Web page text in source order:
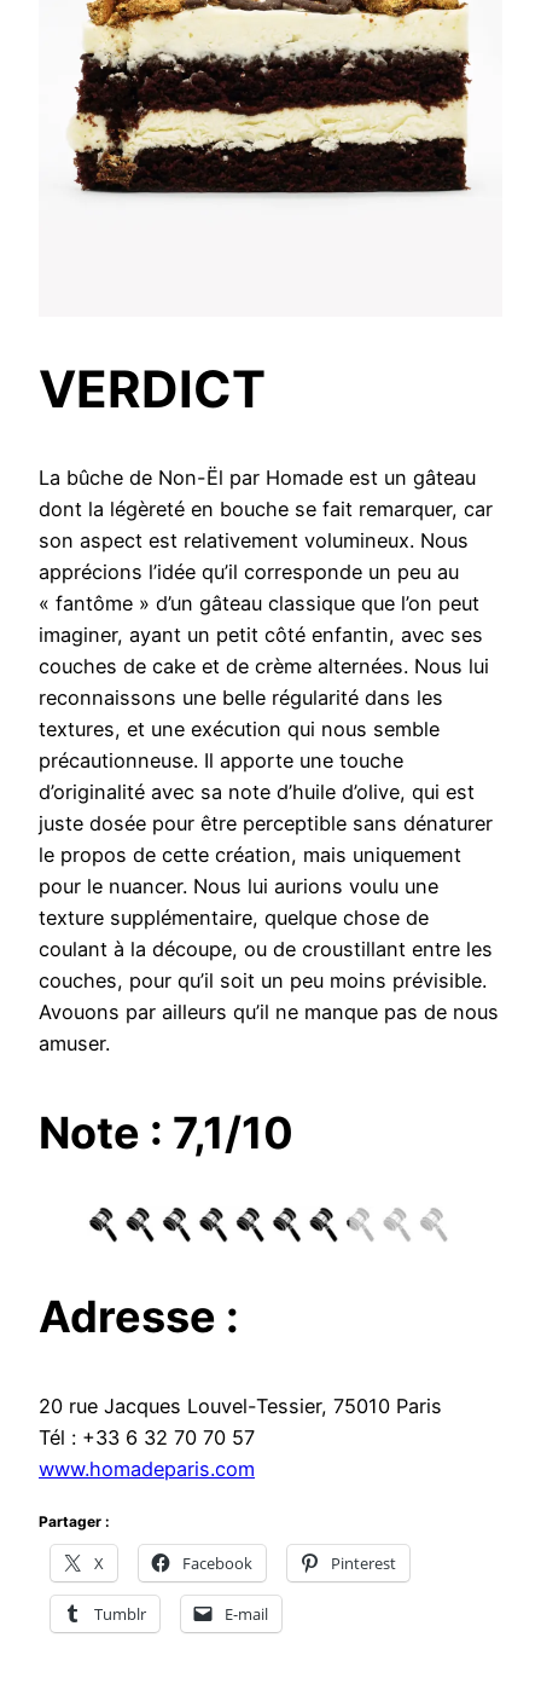
VERDICT
La bûche de Non-Ël par Homade est un gâteau
dont la légèreté en bouche se fait remarquer, car
son aspect est relativement volumineux. Nous
apprécions l’idée qu’il corresponde un peu au
« fantôme » d’un gâteau classique que l’on peut
imaginer, ayant un petit côté enfantin, avec ses
couches de cake et de crème alternées. Nous lui
reconnaissons une belle régularité dans les
textures, et une exécution qui nous semble
précautionneuse. Il apporte une touche
d’originalité avec sa note d’huile d’olive, qui est
juste dosée pour être perceptible sans dénaturer
le propos de cette création, mais uniquement
pour le nuancer. Nous lui aurions voulu une
texture supplémentaire, quelque chose de
coulant à la découpe, ou de croustillant entre les
couches, pour qu’il soit un peu moins prévisible.
Avouons par ailleurs qu’il ne manque pas de nous
amuser.
Note : 7,1/10
Adresse :
20 rue Jacques Louvel-Tessier, 75010 Paris
Tél : +33 6 32 70 70 57
www.homadeparis.com
Partager :
X Facebook Pinterest
Tumblr E-mail